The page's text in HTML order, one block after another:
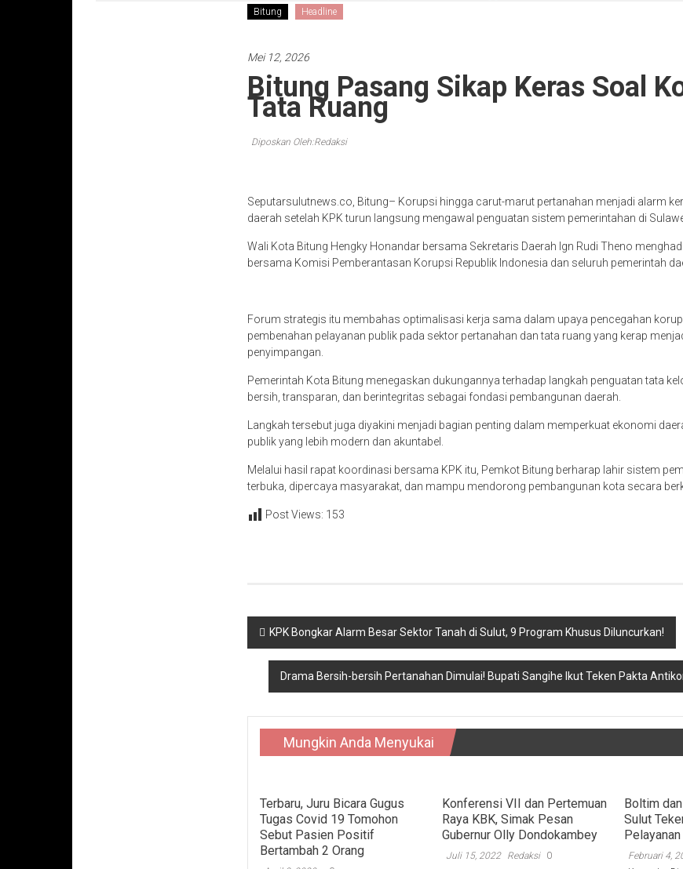
Bitung Headline
Mei 12, 2026
Bitung Pasang Sikap Keras Soal
Tata Ruang
Diposkan Oleh:Redaksi
Seputarsulutnews.co, Bitung– Korupsi hingga carut-marut pertanahan menjadi alarm
daerah setelah KPK turun langsung mengawal penguatan sistem pemerintahan di
Wali Kota Bitung Hengky Honandar bersama Sekretaris Daerah Ign Rudi Theno
bersama Komisi Pemberantasan Korupsi Republik Indonesia dan seluruh pemerintah
Forum strategis itu membahas optimalisasi kerja sama dalam upaya pencegahan
pembenahan pelayanan publik pada sektor pertanahan dan tata ruang yang kerap
penyimpangan.
Pemerintah Kota Bitung menegaskan dukungannya terhadap langkah penguatan tata
bersih, transparan, dan berintegritas sebagai fondasi pembangunan daerah.
Langkah tersebut juga diyakini menjadi bagian penting dalam memperkuat ekonomi
publik yang lebih modern dan akuntabel.
Melalui hasil rapat koordinasi bersama KPK itu, Pemkot Bitung berharap lahir sistem
terbuka, dipercaya masyarakat, dan mampu mendorong pembangunan kota secara
Post Views: 153
Navigasi
pos
KPK Bongkar Alarm Besar Sektor Tanah di Sulut, 9 Program Khusus Diluncurkan!
Drama Bersih-bersih Pertanahan Dimulai! Bupati Sangihe Ikut Teken Pakta
Mungkin Anda Menyukai
Terbaru, Juru Bicara Gugus
Tugas Covid 19 Tomohon
Sebut Pasien Positif
Bertambah 2 Orang
Konferensi VII dan Pertemuan
Raya KBK, Simak Pesan
Gubernur Olly Dondokambey
Juli 15, 2022 Redaksi 0
Boltim
Sulut
Februari 4,